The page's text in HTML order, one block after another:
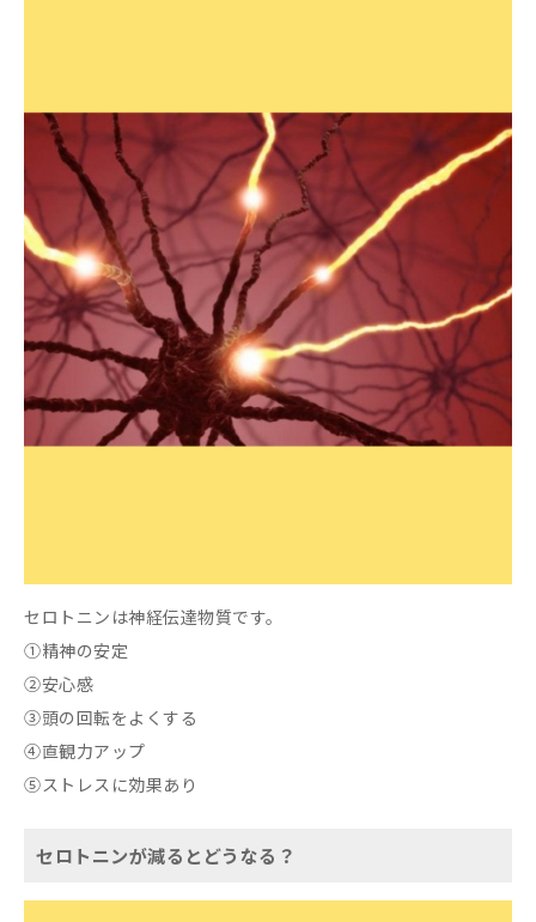
セロトニンは神経伝達物質です。
①精神の安定
②安心感
③頭の回転をよくする
④直観力アップ
⑤ストレスに効果あり
セロトニンが減るとどうなる？